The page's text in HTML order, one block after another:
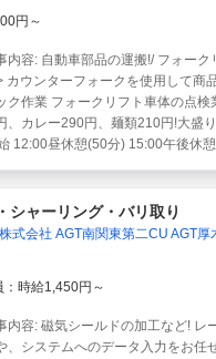
円～
内容: 自動車部品の運搬!/ フォー
カウンターフォークを使用して商
ク作業 フォークリフト車体の点検
、カレー290円、麺類210円!大盛
12:00昼休憩(50分) 15:00午後休
シャーリング・バリ取り
式会社 AGT南関東第二CU AGT厚
時給1,450円～
内容: 磁気シールドの加工など! レ
、システムへのデータ入力をお任